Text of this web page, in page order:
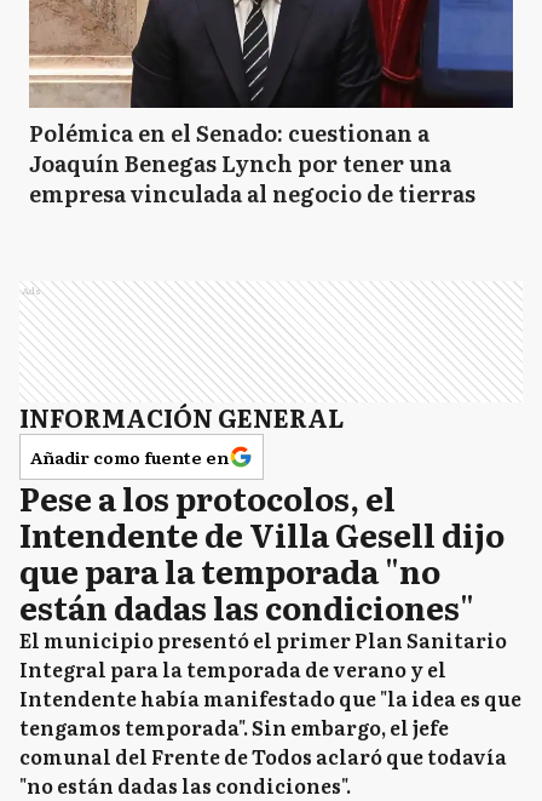
Polémica en el Senado: cuestionan a
Joaquín Benegas Lynch por tener una
empresa vinculada al negocio de tierras
Ads
INFORMACIÓN GENERAL
Añadir como fuente en
Pese a los protocolos, el
Intendente de Villa Gesell dijo
que para la temporada "no
están dadas las condiciones"
El municipio presentó el primer Plan Sanitario
Integral para la temporada de verano y el
Intendente había manifestado que "la idea es que
tengamos temporada". Sin embargo, el jefe
comunal del Frente de Todos aclaró que todavía
"no están dadas las condiciones".